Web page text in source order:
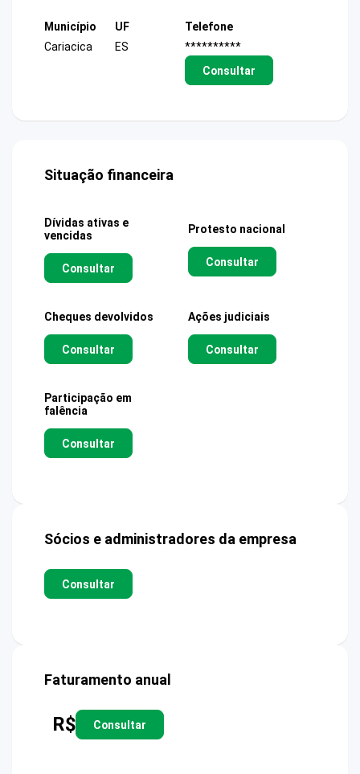
Município
Cariacica
UF
ES
Telefone
**********
Consultar
Situação financeira
Dívidas ativas e
vencidas
Consultar
Protesto nacional
Consultar
Cheques devolvidos
Consultar
Ações judiciais
Consultar
Participação em
falência
Consultar
Sócios e administradores da empresa
Consultar
Faturamento anual
R$ Consultar